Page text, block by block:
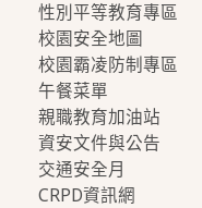
性別平等教育專區
校園安全地圖
校園霸凌防制專區
午餐菜單
親職教育加油站
資安文件與公告
交通安全月
CRPD資訊網